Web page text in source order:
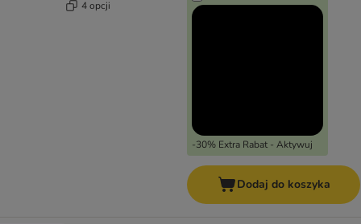
4 opcji
-30% Extra Rabat - Aktywuj
Dodaj do koszyka